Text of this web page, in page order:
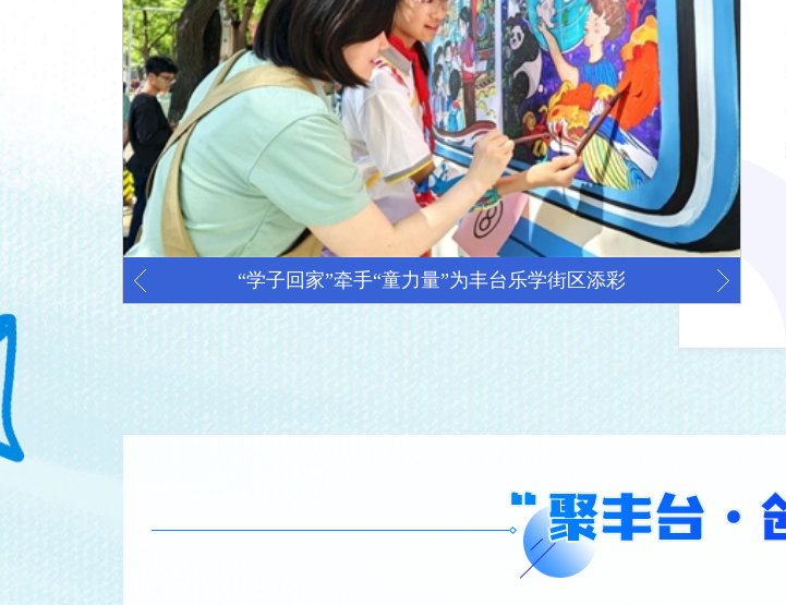
恰同学少年 风华正茂 2026“欢迎学子回家”行动正式启动